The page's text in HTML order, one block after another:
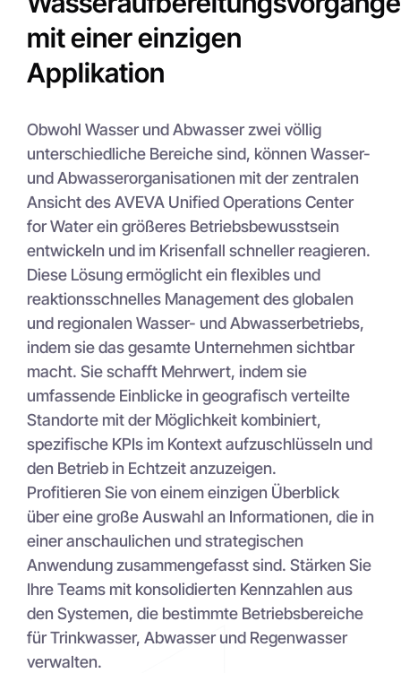
mit einer einzigen
Applikation
Obwohl Wasser und Abwasser zwei völlig
unterschiedliche Bereiche sind, können Wasser-
und Abwasserorganisationen mit der zentralen
Ansicht des AVEVA Unified Operations Center
for Water ein größeres Betriebsbewusstsein
entwickeln und im Krisenfall schneller reagieren.
Diese Lösung ermöglicht ein flexibles und
reaktionsschnelles Management des globalen
und regionalen Wasser- und Abwasserbetriebs,
indem sie das gesamte Unternehmen sichtbar
macht. Sie schafft Mehrwert, indem sie
umfassende Einblicke in geografisch verteilte
Standorte mit der Möglichkeit kombiniert,
spezifische KPIs im Kontext aufzuschlüsseln und
den Betrieb in Echtzeit anzuzeigen.
Profitieren Sie von einem einzigen Überblick
über eine große Auswahl an Informationen, die in
einer anschaulichen und strategischen
Anwendung zusammengefasst sind. Stärken Sie
Ihre Teams mit konsolidierten Kennzahlen aus
den Systemen, die bestimmte Betriebsbereiche
für Trinkwasser, Abwasser und Regenwasser
verwalten.